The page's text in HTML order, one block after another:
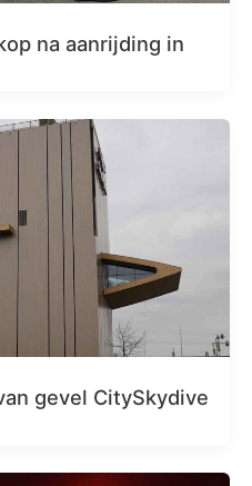
na aanrijding in
gevel CitySkydive